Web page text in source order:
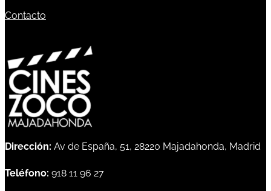
Contacto
Dirección: Av de España, 51, 28220 Majadahonda, Madrid
Teléfono: 918 11 96 27